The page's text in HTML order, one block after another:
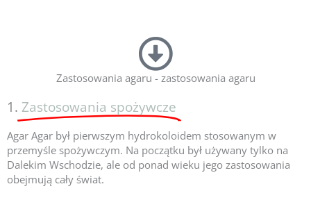
Zastosowania agaru - zastosowania agaru
1. Zastosowania spożywcze
Agar Agar był pierwszym hydrokoloidem stosowanym w
przemyśle spożywczym. Na początku był używany tylko na
Dalekim Wschodzie, ale od ponad wieku jego zastosowania
obejmują cały świat.